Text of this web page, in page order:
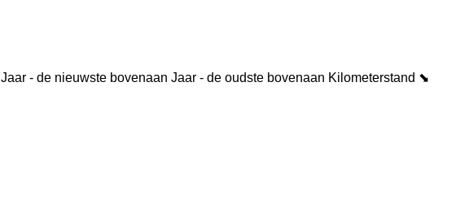
Jaar - de nieuwste bovenaan Jaar - de oudste bovenaan Kilometerstand ⬊